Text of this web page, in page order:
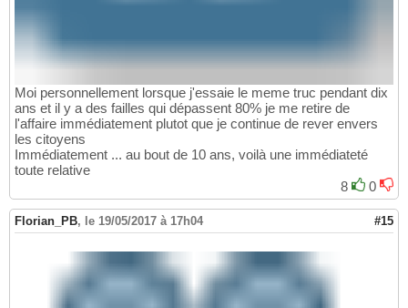
Moi personnellement lorsque j'essaie le meme truc pendant dix
ans et il y a des failles qui dépassent 80% je me retire de
l'affaire immédiatement plutot que je continue de rever envers
les citoyens
Immédiatement ... au bout de 10 ans, voilà une immédiateté
toute relative
8
0
Florian_PB, le 19/05/2017 à 17h04 #15